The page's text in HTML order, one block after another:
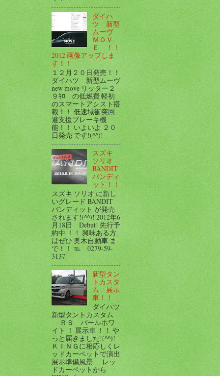
ダイハ
ツ 新型
ムーヴ
ＭＯＶ
Ｅ ！！
2012 画像アップしま
す！！
１２月２０日発売！！
ダイハツ 新型ムーヴ
new move リッター２
９ｷﾛ の低燃費 軽初
のスマートアシスト搭
載！！ 低速域衝突回
避支援ブレーキ機
能！！ いよいよ ２０
日発売 です!(^^)!
スズキ
ソリオ
BANDIT
バンディ
ット！！
スズキ ソリオ に新し
いグレード BANDIT
バンディット が発売
されます!(^^)! 2012年6
月18日 Debut! 先行予
約中 ！！ 興味ある方
はぜひ 奥木自動車 ま
で！！ ℡ 0279-59-
3137
新型タン
トカスタ
ム 展示
車！！
ダイハツ
新型タントカスタム
ＲＳ パールホワ
イト ！ 展示車 ！！ や
っと届きました!(^^)!
ＫＩＮＧに相応しくレ
ッドカーペットで演出
展示準備風景 レッ
ドカーペットから